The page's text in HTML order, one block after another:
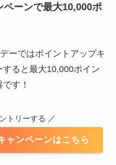
ーンで最大10,000ポ
ーではポイントアップキ
ると最大10,000ポイン
す！
トリーする ／
ャンペーンはこちら